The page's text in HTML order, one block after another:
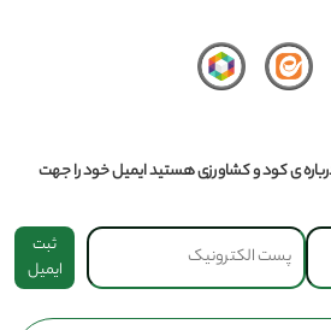
ی کود و کشاورزی هستید ایمیل خود را جهت
ثبت
ایمیل